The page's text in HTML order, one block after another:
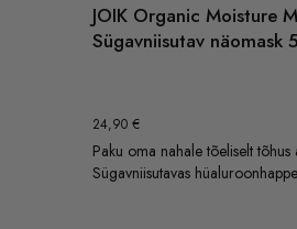
JOIK Organic Moisture
Sügavniisutav näomask
24,90 €
Paku oma nahale tõeliselt tõhus
Sügavniisutavas